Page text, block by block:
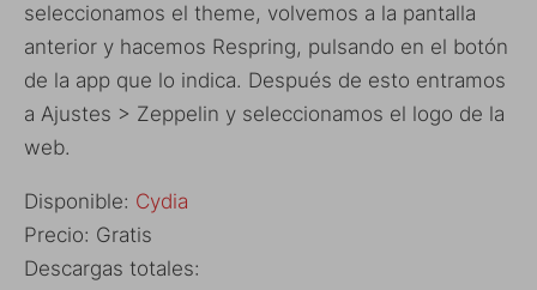
seleccionamos el theme, volvemos a la pantalla
anterior y hacemos Respring, pulsando en el botón
de la app que lo indica. Después de esto entramos
a Ajustes > Zeppelin y seleccionamos el logo de la
web.
Disponible: Cydia
Precio: Gratis
Descargas totales: